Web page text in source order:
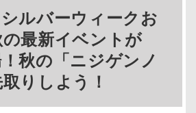
シルバーウィークお
最新イベントが
秋の「ニジゲンノ
りしよう！